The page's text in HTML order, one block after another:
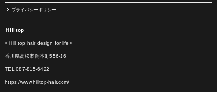
プライバシーポリシー
Ｈill top
<Ｈill top hair design for life>
香川県高松市岡本町556-16
TEL:087-815-6422
https://www.hilltop-hair.com/